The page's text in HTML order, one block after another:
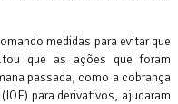
medidas para evitar que
que as ações que foram
passada, como a cobrança
para derivativos, ajudaram